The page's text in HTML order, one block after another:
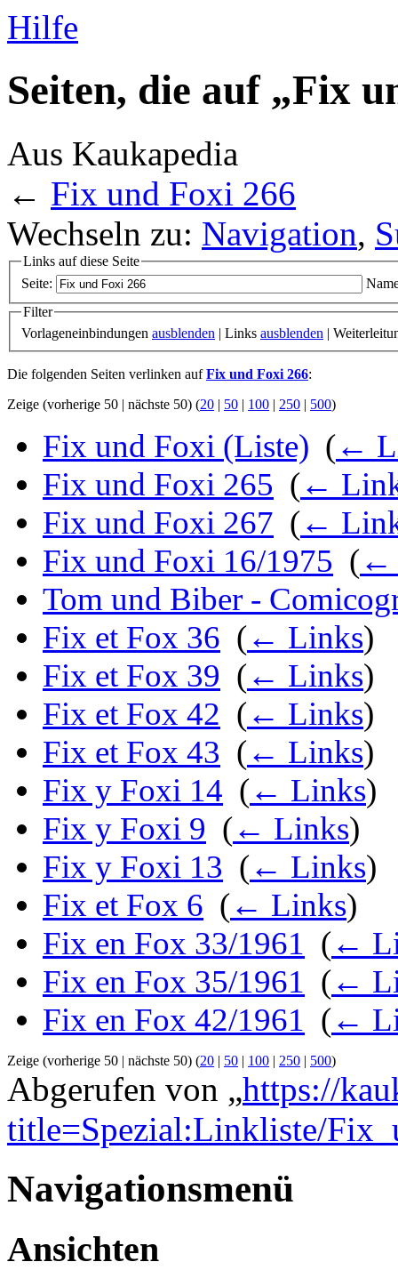
Hilfe
Seiten, die auf „Fix
Aus Kaukapedia
← Fix und Foxi 266
Wechseln zu: Navigation,
Links auf diese Seite
Seite:
Filter
Vorlageneinbindungen ausblenden | Links ausblenden |
Die folgenden Seiten verlinken aufFix und Foxi 266:
Zeige (vorherige 50 | nächste 50) (20 | 50 | 100 | 250 | 500)
Fix und Foxi (Liste) (←
Fix und Foxi 265 (←
Fix und Foxi 267 (←
Fix und Foxi 16/1975 (←
Tom und Biber -
Fix et Fox 36 (← Links)
Fix et Fox 39 (← Links)
Fix et Fox 42 (← Links)
Fix et Fox 43 (← Links)
Fix y Foxi 14 (← Links)
Fix y Foxi 9 (← Links)
Fix y Foxi 13 (← Links)
Fix et Fox 6 (← Links)
Fix en Fox 33/1961 (←
Fix en Fox 35/1961 (←
Fix en Fox 42/1961 (←
Zeige (vorherige 50 | nächste 50) (20 | 50 | 100 | 250 | 500)
Abgerufen von „https://
title=Spezial:Linkliste/
Navigationsmenü
Ansichten